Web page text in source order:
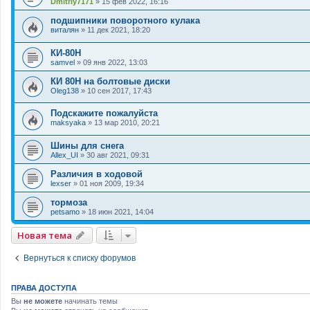
подшипники поворотного кулака
виталян » 11 дек 2021, 18:20
КИ-80Н
samvel » 09 янв 2022, 13:03
КИ 80Н на болтовые диски
Oleg138 » 10 сен 2017, 17:43
Подскажите пожалуйста
maksyaka » 13 мар 2010, 20:21
Шины для снега
Allex_UI » 30 авг 2021, 09:31
Различия в ходовой
lexser » 01 ноя 2009, 19:34
тормоза
petsamo » 18 июн 2021, 14:04
Новая тема
Вернуться к списку форумов
ПРАВА ДОСТУПА
Вы не можете начинать темы